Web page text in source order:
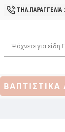
ΤΗΛ.ΠΑΡΑΓΓΕΛΙΑ :